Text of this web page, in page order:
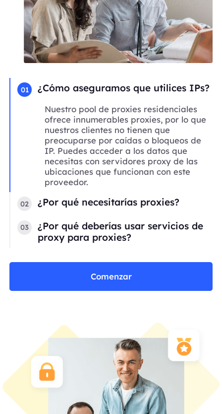
01 ¿Cómo aseguramos que utilices IPs?
Nuestro pool de proxies residenciales
ofrece innumerables proxies, por lo que
nuestros clientes no tienen que
preocuparse por caídas o bloqueos de
IP. Puedes acceder a los datos que
necesitas con servidores proxy de las
ubicaciones que funcionan con este
proveedor.
02 ¿Por qué necesitarías proxies?
03
¿Por qué deberías usar servicios de
proxy para proxies?
Comenzar